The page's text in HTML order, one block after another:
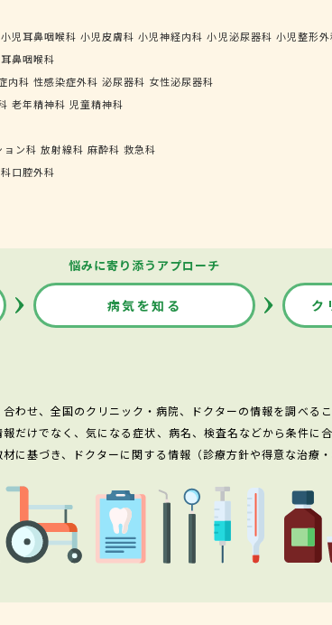
小児耳鼻咽喉科 小児皮膚科 小児神経内科 小児泌尿器科 小児整形外
耳鼻咽喉科
内科 性感染症外科 泌尿器科 女性泌尿器科
老年精神科 児童精神科
ョン科 放射線科 麻酔科 救急科
口腔外科
悩みに寄り添うアプローチ
病気を知る ク
わせ、全国のクリニック・病院、ドクターの情報を調べる
だけでなく、気になる症状、病名、検査名などから条件に
に基づき、ドクターに関する情報（診療方針や得意な治療・